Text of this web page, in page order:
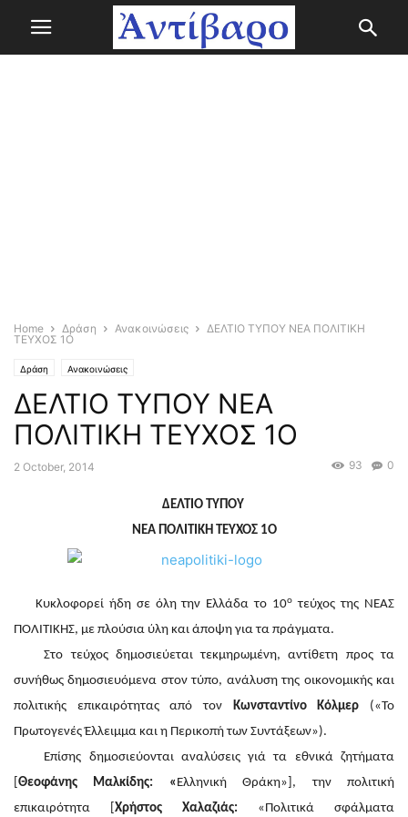
Home Δράση Ανακοινώσεις
ΔΕΛΤΙΟ ΤΥΠΟΥ ΝΕΑ ΠΟΛΙΤΙΚΗ
ΤΕΥΧΟΣ 1Ο
Δράση Ανακοινώσεις
ΔΕΛΤΙΟ ΤΥΠΟΥ ΝΕΑ
ΠΟΛΙΤΙΚΗ ΤΕΥΧΟΣ 1Ο
2 October, 2014 0
93
ΔΕΛΤΙΟ ΤΥΠΟΥ
ΝΕΑ ΠΟΛΙΤΙΚΗ ΤΕΥΧΟΣ 1Ο
Κυκλοφορεί ήδη σε όλη την Ελλάδα το 10ο τεύχος της ΝΕΑΣ
ΠΟΛΙΤΙΚΗΣ, με πλούσια ύλη και άποψη για τα πράγματα.
Στο τεύχος δημοσιεύεται τεκμηρωμένη, αντίθετη προς τα
συνήθως δημοσιευόμενα στον τύπο, ανάλυση της οικονομικής και
πολιτικής επικαιρότητας από τον Κωνσταντίνο Κόλμερ («Το
Πρωτογενές Έλλειμμα και η Περικοπή των Συντάξεων»).
Επίσης δημοσιεύονται αναλύσεις γιά τα εθνικά ζητήματα
Θεοφάνης Μαλκίδης: «Ελληνική Θράκη»], την πολιτική
επικαιρότητα [ Χρήστος Χαλαζιάς: «Πολιτικά σφάλματα